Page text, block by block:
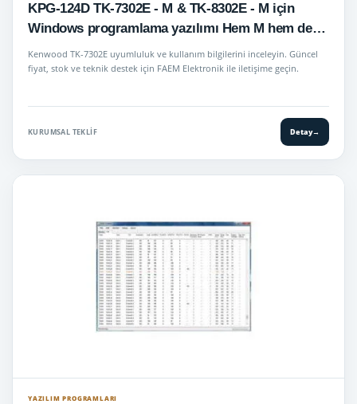
KPG-124D TK-7302E - M & TK-8302E - M için
Windows programlama yazılımı Hem M hem de
K-versiyon telsizleri kapsar
Kenwood TK-7302E uyumluluk ve kullanım bilgilerini inceleyin. Güncel
fiyat, stok ve teknik destek için FAEM Elektronik ile iletişime geçin.
KURUMSAL TEKLIF Detay→
YAZILIM PROGRAMLARI